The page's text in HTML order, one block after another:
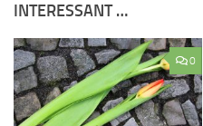
INTERESSANT …
0